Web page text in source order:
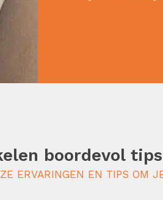
boordevol tips
ERVARINGEN EN TIPS OM